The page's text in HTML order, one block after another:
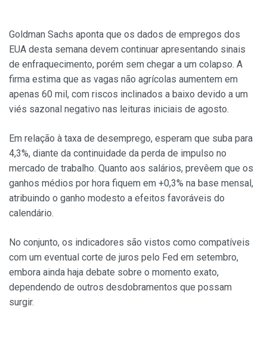
Goldman Sachs aponta que os dados de empregos dos
EUA desta semana devem continuar apresentando sinais
de enfraquecimento, porém sem chegar a um colapso. A
firma estima que as vagas não agrícolas aumentem em
apenas 60 mil, com riscos inclinados a baixo devido a um
viés sazonal negativo nas leituras iniciais de agosto.
Em relação à taxa de desemprego, esperam que suba para
4,3%, diante da continuidade da perda de impulso no
mercado de trabalho. Quanto aos salários, prevêem que os
ganhos médios por hora fiquem em +0,3% na base mensal,
atribuindo o ganho modesto a efeitos favoráveis do
calendário.
No conjunto, os indicadores são vistos como compatíveis
com um eventual corte de juros pelo Fed em setembro,
embora ainda haja debate sobre o momento exato,
dependendo de outros desdobramentos que possam
surgir.